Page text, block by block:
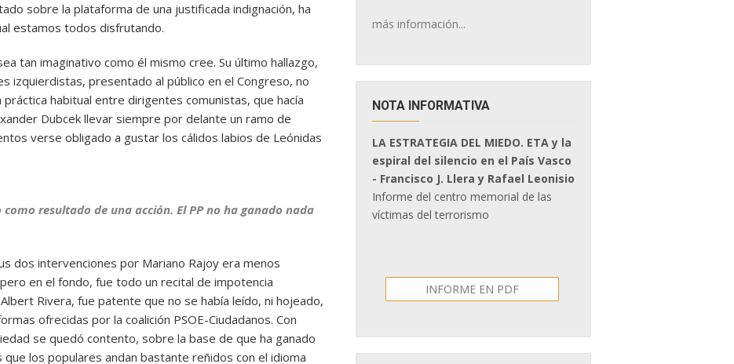
sobre la plataforma de una justificada indignación, ha
estamos todos disfrutando.
tan imaginativo como él mismo cree. Su último hallazgo,
izquierdistas, presentado al público en el Congreso, no
habitual entre dirigentes comunistas, que hacía
Dubcek llevar siempre por delante un ramo de
verse obligado a gustar los cálidos labios de Leónidas
como resultado de una acción. El PP no ha ganado nada
dos intervenciones por Mariano Rajoy era menos
en el fondo, fue todo un recital de impotencia
Rivera, fue patente que no se había leído, ni hojeado,
ofrecidas por la coalición PSOE-Ciudadanos. Con
se quedó contento, sobre la base de que ha ganado
los populares andan bastante reñidos con el idioma
más información...
NOTA INFORMATIVA
LA ESTRATEGIA DEL MIEDO. ETA y la
espiral del silencio en el País Vasco
- Francisco J. Llera y Rafael Leonisio
Informe del centro memorial de las
víctimas del terrorismo
INFORME EN PDF